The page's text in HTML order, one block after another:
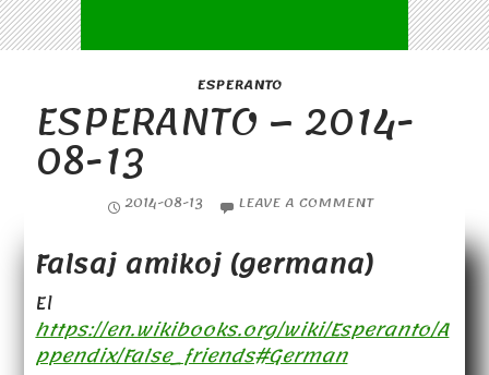
ESPERANTO
ESPERANTO – 2014-
08-13
2014-08-13 LEAVE A COMMENT
Falsaj amikoj (germana)
El
https://en.wikibooks.org/wiki/Esperanto/A
ppendix/False_friends#German